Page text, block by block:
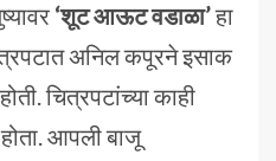
‘शूट आऊट वडाळा’हा
अनिल कपूरने इसाक
चित्रपटांच्या काही
आपली बाजू